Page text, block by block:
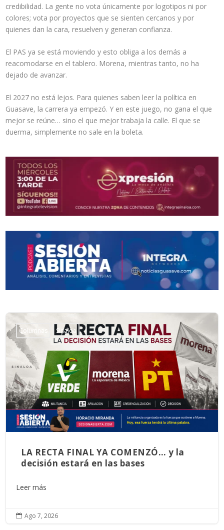
credibilidad. La gente no vota únicamente por logotipos ni por
colores; vota por proyectos que se sienten cercanos y por
quienes dan la cara, resuelven y generan confianza.
El PAS ya se está moviendo y esto obliga a los demás a
reacomodarse en el tablero. Morena, mientras tanto, no ha
dejado de avanzar.
El 2027 no está lejos. Para quienes saben leer la política en
Guasave, la carrera ya empezó. Y en este juego, no gana el que
mejor se reúne… sino el que mejor trabaja la calle. El que se
duerma, simplemente no sale en la boleta.
Columnas Sinaloa
LA RECTA FINAL YA COMENZÓ… y la
decisión estará en las bases
Leer más
 Ago 7, 2026